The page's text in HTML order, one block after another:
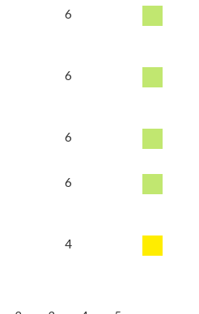
6
6
6
6
4